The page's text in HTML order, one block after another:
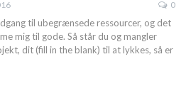
0
til ubegrænsede ressourcer, og det
mig til gode. Så står du og mangler
dit (fill in the blank) til at lykkes, så er